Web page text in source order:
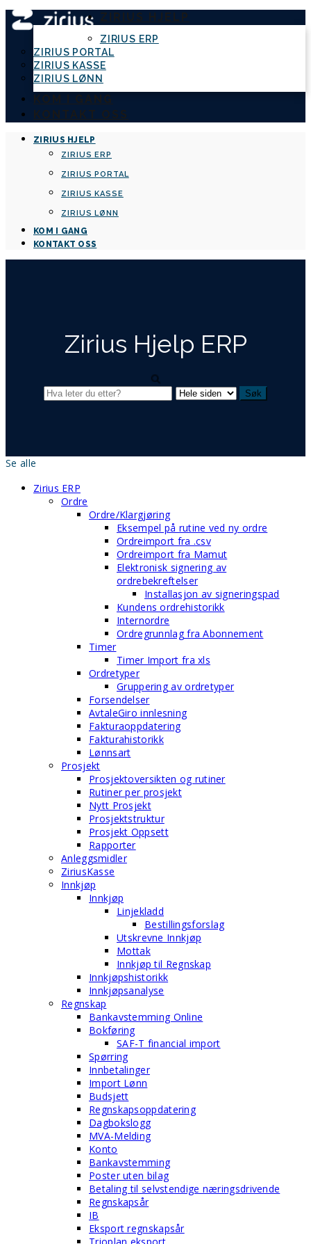
ZIRIUS HJELP
ZIRIUS ERP
ZIRIUS PORTAL
ZIRIUS KASSE
ZIRIUS LØNN
KOM I GANG
KONTAKT OSS
ZIRIUS HJELP
ZIRIUS ERP
ZIRIUS PORTAL
ZIRIUS KASSE
ZIRIUS LØNN
KOM I GANG
KONTAKT OSS
Zirius Hjelp ERP
Se alle
Zirius ERP
Ordre
Ordre/Klargjøring
Eksempel på rutine ved ny ordre
Ordreimport fra .csv
Ordreimport fra Mamut
Elektronisk signering av
ordrebekreftelser
Installasjon av signeringspad
Kundens ordrehistorikk
Internordre
Ordregrunnlag fra Abonnement
Timer
Timer Import fra xls
Ordretyper
Gruppering av ordretyper
Forsendelser
AvtaleGiro innlesning
Fakturaoppdatering
Fakturahistorikk
Lønnsart
Prosjekt
Prosjektoversikten og rutiner
Rutiner per prosjekt
Nytt Prosjekt
Prosjektstruktur
Prosjekt Oppsett
Rapporter
Anleggsmidler
ZiriusKasse
Innkjøp
Innkjøp
Linjekladd
Bestillingsforslag
Utskrevne Innkjøp
Mottak
Innkjøp til Regnskap
Innkjøpshistorikk
Innkjøpsanalyse
Regnskap
Bankavstemming Online
Bokføring
SAF-T financial import
Spørring
Innbetalinger
Import Lønn
Budsjett
Regnskapsoppdatering
Dagbokslogg
MVA-Melding
Konto
Bankavstemming
Poster uten bilag
Betaling til selvstendige næringsdrivende
Regnskapsår
IB
Eksport regnskapsår